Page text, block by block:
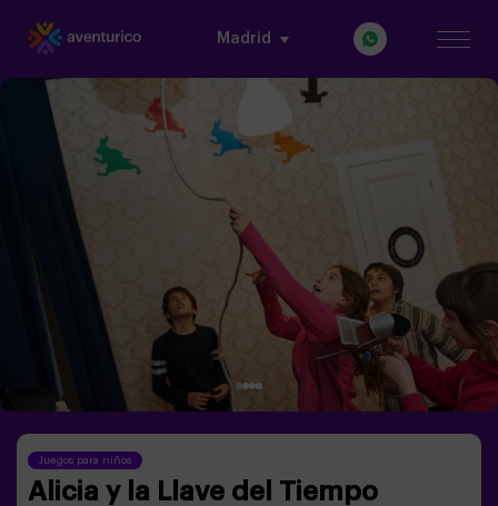
Madrid
Juegos para niños
Alicia y la Llave del Tiempo